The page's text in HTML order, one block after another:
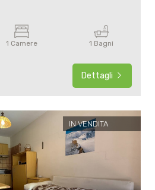
1 Camere 1 Bagni
Dettagli
IN VENDITA